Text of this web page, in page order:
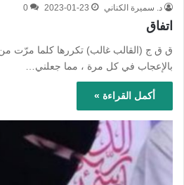
د. سميرة الكناني 2023-01-23
0
اتفاق
‏ق ق ج (القالب غالب) تكررها كلما مرّت
بالإعجاب في كل مرة ، مما جعلني…
أكمل القراءة »